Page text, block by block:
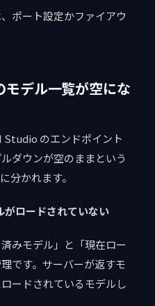
ポート設定かファイアウ
デル一覧が空にな
のエンドポイント
ダウンが空のままという
分かれます。
がロードされていない
みモデル」と「現在ロー
です。サーバーが返すモ
ードされているモデルし